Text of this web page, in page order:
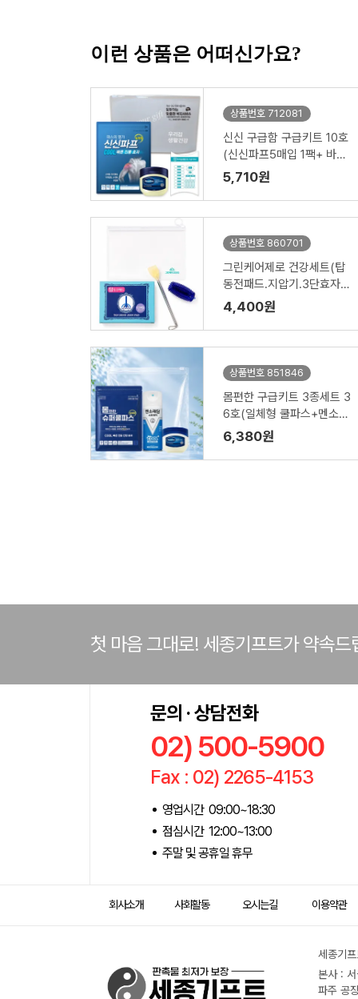
이런 상품은 어떠신가요?
상품번호 712081
신신 구급함 구급키트 10호
(신신파프5매입 1팩+ 바세
린 50ml+구급밴드세트면
봉22p)
5,710원
상품번호 860701
그린케어제로 건강세트(탑
동전패드.지압기.3단효자
손)실버타운.요양원.노치원
어르신선물세트 홍보.판촉.
선물
4,400원
상품번호 851846
몸편한 구급키트 3종세트 3
6호(일체형 쿨파스+멘소래
담 쿨 에어파스+바세린젤
리)
6,380원
첫 마음 그대로! 세종기프트가 약속드
문의 · 상담전화
02) 500-5900
Fax : 02) 2265-4153
영업시간 09:00~18:30
점심시간 12:00~13:00
주말 및 공휴일 휴무
회사소개 사회활동 오시는길 이용약관
세종기
본사 :
파주 공